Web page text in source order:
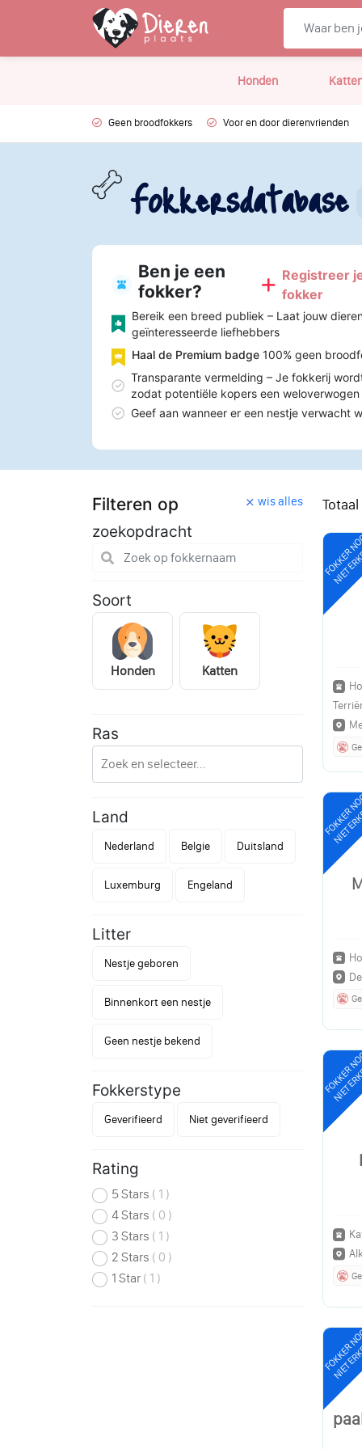
Honden
Geen broodfokkers Voor en door dierenvrienden
Fokkersdatabase
Ben je een
fokker?
Registreer
fokker
Bereik een breed publiek – Laat jouw
geïnteresseerde liefhebbers
Haal de Premium badge 100% geen
Transparante vermelding – Je fokkerij
zodat potentiële kopers een
Geef aan wanneer er een nestje verwacht
Filteren op wis alles
zoekopdracht
Soort
Honden Katten
Ras
Land
Nederland Belgie Duitsland
Luxemburg Engeland
Litter
Nestje geboren
Binnenkort een nestje
Geen nestje bekend
Fokkerstype
Geverifieerd Niet geverifieerd
Rating
5 Stars ( 1 )
4 Stars ( 0 )
3 Stars ( 1 )
2 Stars ( 0 )
1 Star ( 1 )
Totaal
FOKKER
NIET
FOKKER
NIET
FOKKER
NIET
FOKKER
NIET